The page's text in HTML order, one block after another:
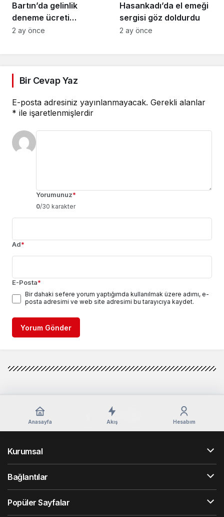
Bartın’da gelinlik
deneme ücreti
Türkiye’ye manşet
2 ay önce
Hasankadı’da el emeği
sergisi göz doldurdu
2 ay önce
Bir Cevap Yaz
E-posta adresiniz yayınlanmayacak. Gerekli alanlar
* ile işaretlenmişlerdir
Yorumunuz*
0/30 karakter
Ad*
E-Posta*
Bir dahaki sefere yorum yaptığımda kullanılmak üzere adımı, e-
posta adresimi ve web site adresimi bu tarayıcıya kaydet.
Yorum Gönder
Anasayfa Akış Hesabım
Kurumsal
Bağlantılar
Popüler Sayfalar